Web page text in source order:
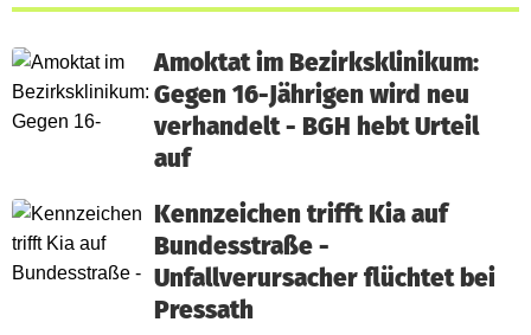
Amoktat im Bezirksklinikum:
Gegen 16-Jährigen wird neu
verhandelt - BGH hebt Urteil
auf
Kennzeichen trifft Kia auf
Bundesstraße -
Unfallverursacher flüchtet bei
Pressath